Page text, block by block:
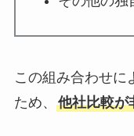
この組み合わせに
ため、 他社比較が